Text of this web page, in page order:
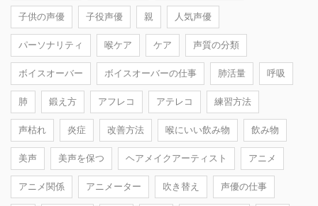
子供の声優 子役声優 親 人気声優
パーソナリティ 喉ケア ケア 声質の分類
ボイスオーバー ボイスオーバーの仕事 肺活量 呼吸
肺 鍛え方 アフレコ アテレコ 練習方法
声枯れ 炎症 改善方法 喉にいい飲み物 飲み物
美声 美声を保つ ヘアメイクアーティスト アニメ
アニメ関係 アニメーター 吹き替え 声優の仕事